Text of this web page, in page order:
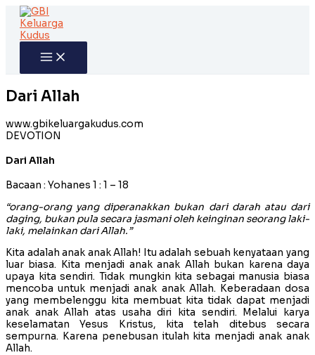
Skip
content
Dari Allah
www.gbikeluargakudus.com
DEVOTION
Dari Allah
Bacaan : Yohanes 1 : 1 – 18
“orang-orang yang diperanakkan bukan dari darah atau dari
daging, bukan pula secara jasmani oleh keinginan seorang laki-
laki, melainkan dari Allah.”
Kita adalah anak anak Allah! Itu adalah sebuah kenyataan yang
luar biasa. Kita menjadi anak anak Allah bukan karena daya
upaya kita sendiri. Tidak mungkin kita sebagai manusia biasa
mencoba untuk menjadi anak anak Allah. Keberadaan dosa
yang membelenggu kita membuat kita tidak dapat menjadi
anak anak Allah atas usaha diri kita sendiri. Melalui karya
keselamatan Yesus Kristus, kita telah ditebus secara
sempurna. Karena penebusan itulah kita menjadi anak anak
Allah.